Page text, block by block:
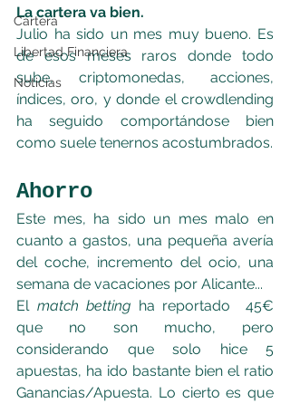
Cartera
Libertad Financiera
Noticias
La cartera va bien.
Julio ha sido un mes muy bueno. Es
de esos meses raros donde todo
sube, criptomonedas, acciones,
índices, oro, y donde el crowdlending
ha seguido comportándose bien
como suele tenernos acostumbrados.
Ahorro
Este mes, ha sido un mes malo en
cuanto a gastos, una pequeña avería
del coche, incremento del ocio, una
semana de vacaciones por Alicante...
El match betting ha reportado  45€
que no son mucho, pero
considerando que solo hice 5
apuestas, ha ido bastante bien el ratio
Ganancias/Apuesta. Lo cierto es que